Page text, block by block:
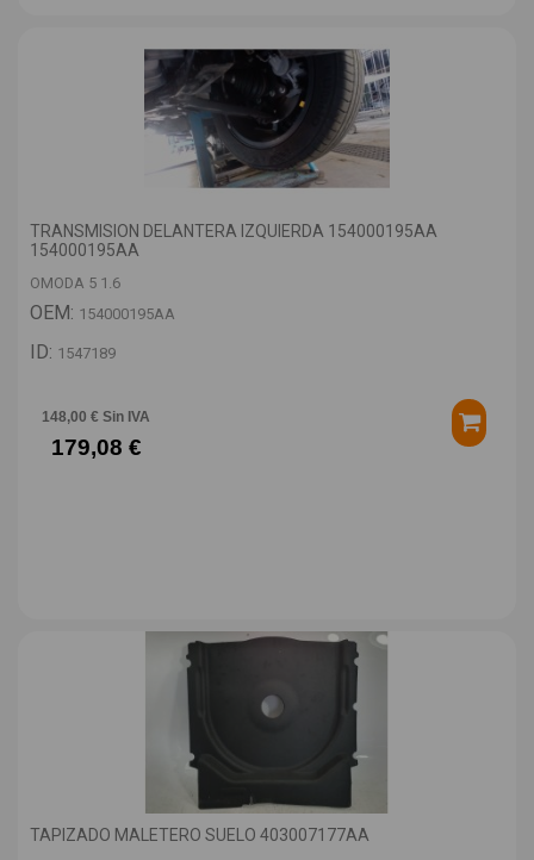
TRANSMISION DELANTERA IZQUIERDA 154000195AA
154000195AA
OMODA 5 1.6
OEM: 154000195AA
ID: 1547189
148,00 € Sin IVA
179,08 €
TAPIZADO MALETERO SUELO 403007177AA